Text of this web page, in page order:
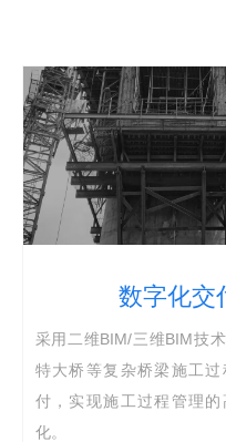
实现大桥、
的数字化交
效率及精细
提供进度
织动态策划